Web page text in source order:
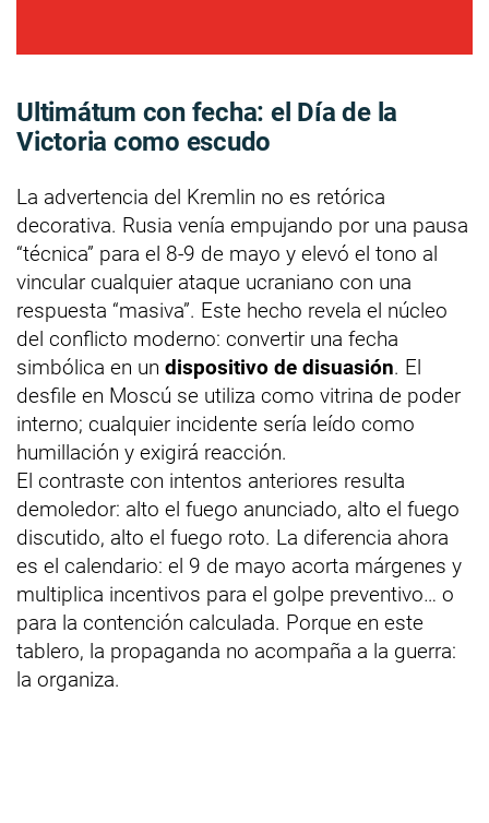
Ultimátum con fecha: el Día de la
Victoria como escudo
La advertencia del Kremlin no es retórica
decorativa. Rusia venía empujando por una pausa
“técnica” para el 8-9 de mayo y elevó el tono al
vincular cualquier ataque ucraniano con una
respuesta “masiva”. Este hecho revela el núcleo
del conflicto moderno: convertir una fecha
simbólica en un dispositivo de disuasión. El
desfile en Moscú se utiliza como vitrina de poder
interno; cualquier incidente sería leído como
humillación y exigirá reacción.
El contraste con intentos anteriores resulta
demoledor: alto el fuego anunciado, alto el fuego
discutido, alto el fuego roto. La diferencia ahora
es el calendario: el 9 de mayo acorta márgenes y
multiplica incentivos para el golpe preventivo… o
para la contención calculada. Porque en este
tablero, la propaganda no acompaña a la guerra:
la organiza.